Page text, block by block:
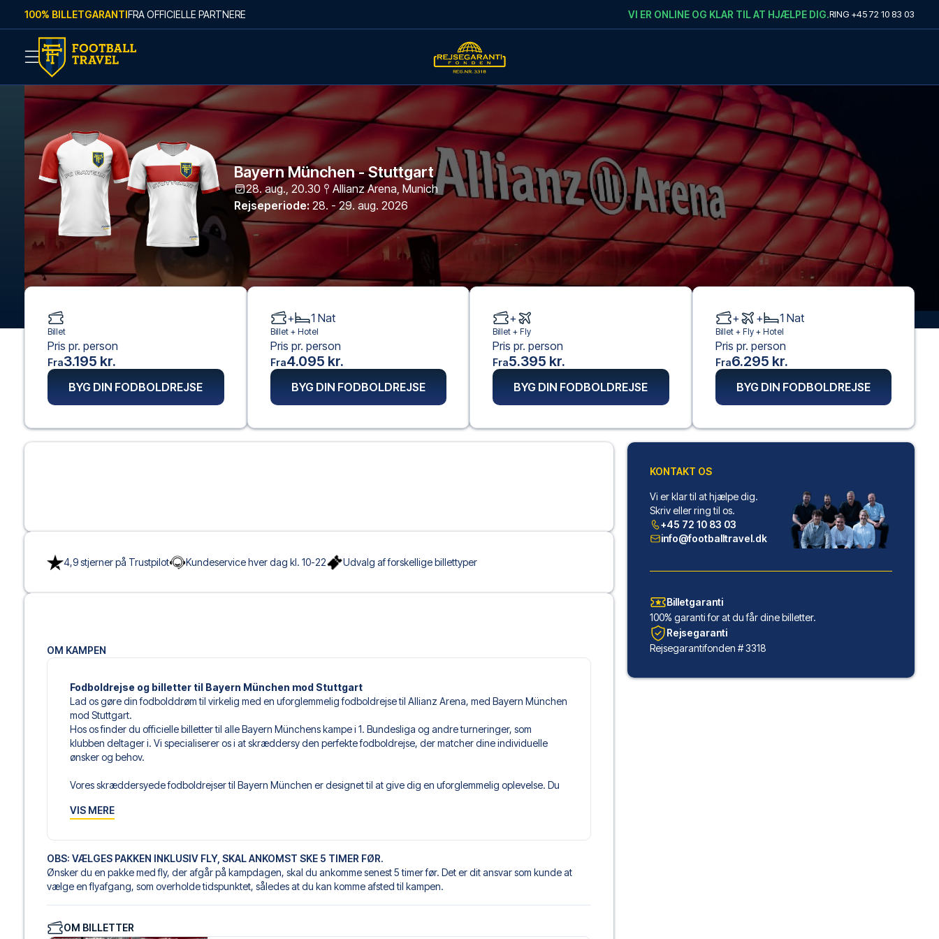
Skip to content
100% BILLETGARANTIFRA OFFICIELLE PARTNERE VI ER ONLINE OG KLAR TIL AT HJÆLPE DIG.RING +45 72 10 83 03
Bayern München - Stuttgart
28. aug., 20.30 Allianz Arena, Munich
Rejseperiode: 28. - 29. aug. 2026
4,9 stjerner på Trustpilot Kundeservice hver dag kl. 10-22 Udvalg af forskellige billettyper
OM KAMPEN
Fodboldrejse og billetter til Bayern München mod Stuttgart
Lad os gøre din fodbolddrøm til virkelig med en uforglemmelig fodboldrejse til Allianz Arena, med Bayern München
mod Stuttgart.
Hos os finder du officielle billetter til alle Bayern Münchens kampe i 1. Bundesliga og andre turneringer, som
klubben deltager i. Vi specialiserer os i at skræddersy den perfekte fodboldrejse, der matcher dine individuelle
ønsker og behov.
Vores skræddersyede fodboldrejser til Bayern München er designet til at give dig en uforglemmelig oplevelse. Du
af fodboldbilletter, udvalgte hotel til enhver smag og budget og fleksible fly, der passer dig bedst.
Når du vælger din billettype, kan du se i hvilken sektion, du kommer til at sidde, og hvad billettypen indeholder, hvis
det er en hospitality-billet. En hospitality-billet, er en billet, hvor der er mere inkluderet end selve billetten. Det kan
eksempelvis være loungeadgang og/eller mad og drikkevarer. Hvis dette er inkluderet, vil det tydeligt fremgå, når
du vælger billettypen, og på dine rejsedokumenter.
luksuriøse 5-stjernede hoteller til charmerende boutiquehoteller og prisvenlige alternativer – vi har noget for
VIS MERE
OBS: VÆLGES PAKKEN INKLUSIV FLY, SKAL ANKOMST SKE 5 TIMER FØR.
Ønsker du en pakke med fly, der afgår på kampdagen, skal du ankomme senest 5 timer før. Det er dit ansvar som kunde at
vælge en flyafgang, som overholde tidspunktet, således at du kan komme afsted til kampen.
OM BILLETTER
Billet
Pris pr. person
Fra3.195 kr.
BYG DIN FODBOLDREJSE
+ 1 Nat
Billet + Hotel
Pris pr. person
Fra4.095 kr.
BYG DIN FODBOLDREJSE
+
Billet + Fly
Pris pr. person
Fra5.395 kr.
BYG DIN FODBOLDREJSE
+ + 1 Nat
Billet + Fly+ Hotel
Pris pr. person
Fra6.295 kr.
BYG DIN FODBOLDREJSE
KONTAKT OS
Vi er klar til at hjælpe dig.
Skriv eller ring til os.
+45 72 10 83 03
info@footballtravel.dk
Billetgaranti
100% garanti for at du får dine billetter.
Rejsegaranti
Rejsegarantifonden # 3318